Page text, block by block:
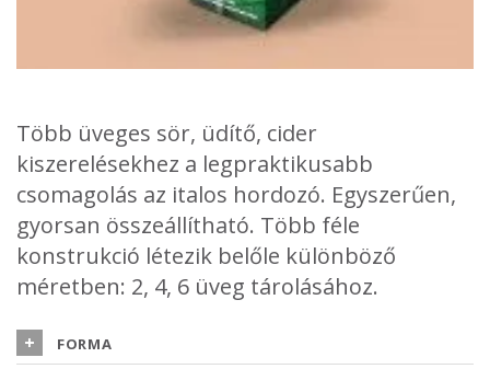
Több üveges sör, üdítő, cider
kiszerelésekhez a legpraktikusabb
csomagolás az italos hordozó. Egyszerűen,
gyorsan összeállítható. Több féle
konstrukció létezik belőle különböző
méretben: 2, 4, 6 üveg tárolásához.
FORMA
vagy hat üveg szállítására használhatók. Nagy mennyiségben is
gyorsan legyárthatók, kis helyigényű termékek, látványukban
Hordozó dobozokhoz a legmegfelelőbb alapanyagok a kraft